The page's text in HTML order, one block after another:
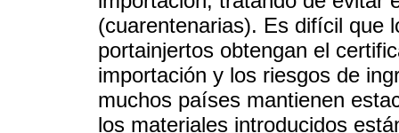
(cuarentenarias). Es difícil que
portainjertos obtengan el
importación y los riesgos de
muchos países mantienen
los materiales introducidos